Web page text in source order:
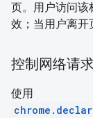
页。用户访问该
效；当用户离开
控制网络请求
使用